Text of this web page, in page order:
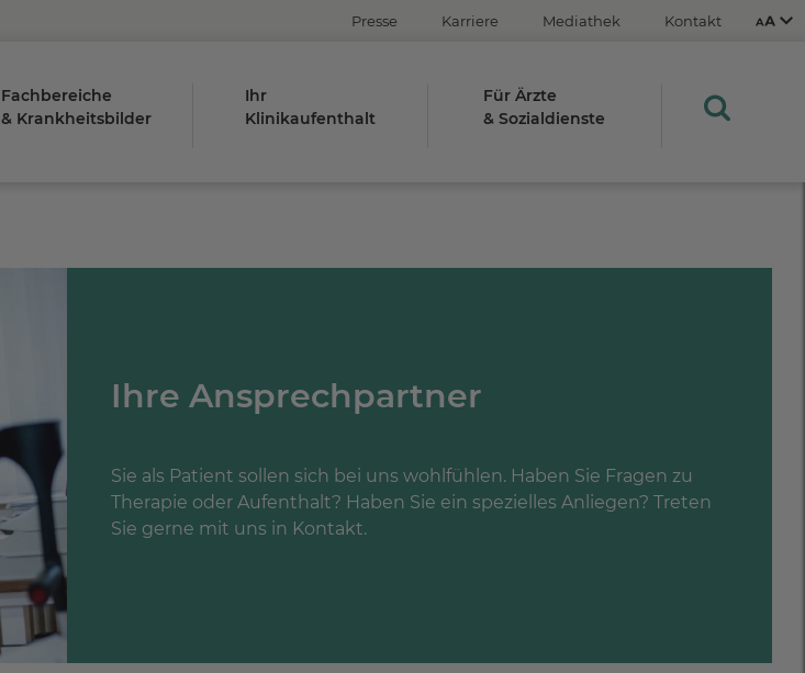
Presse Karriere Mediathek Kontakt
Fachbereiche
& Krankheitsbilder
Ihr
Klinikaufenthalt
Für Ärzte
& Sozialdienste
Ihre Ansprechpartner
Sie als Patient sollen sich bei uns wohlfühlen. Haben Sie Fragen zu
Therapie oder Aufenthalt? Haben Sie ein spezielles Anliegen? Treten
Sie gerne mit uns in Kontakt.